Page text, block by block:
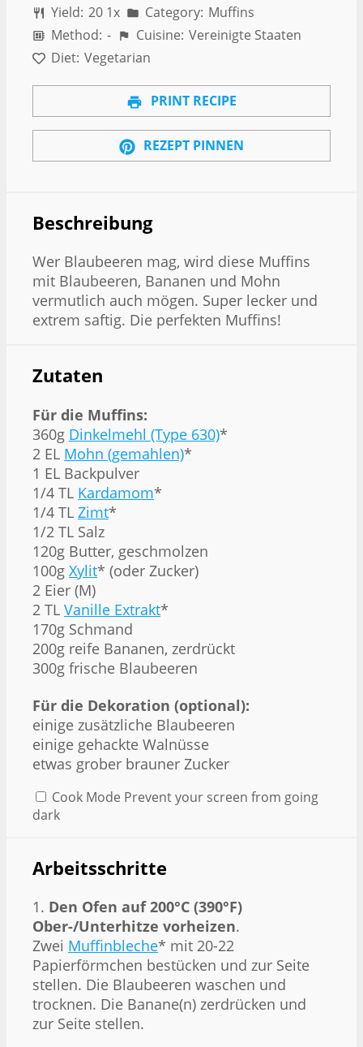
Yield: 20 1x Category: Muffins
Method: - Cuisine: Vereinigte Staaten
Diet: Vegetarian
PRINT RECIPE
REZEPT PINNEN
Beschreibung
Wer Blaubeeren mag, wird diese Muffins
mit Blaubeeren, Bananen und Mohn
vermutlich auch mögen. Super lecker und
extrem saftig. Die perfekten Muffins!
Zutaten
Für die Muffins:
360g Dinkelmehl (Type 630)*
2 EL Mohn (gemahlen)*
1 EL Backpulver
1/4 TL Kardamom*
1/4 TL Zimt*
1/2 TL Salz
120g Butter, geschmolzen
100g Xylit* (oder Zucker)
2 Eier (M)
2 TL Vanille Extrakt*
170g Schmand
200g reife Bananen, zerdrückt
300g frische Blaubeeren
Für die Dekoration (optional):
einige zusätzliche Blaubeeren
einige gehackte Walnüsse
etwas grober brauner Zucker
Cook Mode Prevent your screen from going
dark
Arbeitsschritte
1. Den Ofen auf 200°C (390°F)
Ober-/Unterhitze vorheizen.
Zwei Muffinbleche* mit 20-22
Papierförmchen bestücken und zur Seite
stellen. Die Blaubeeren waschen und
trocknen. Die Banane(n) zerdrücken und
zur Seite stellen.